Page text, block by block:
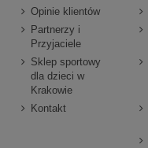
Opinie klientów
Partnerzy i
Przyjaciele
Sklep sportowy
dla dzieci w
Krakowie
Kontakt